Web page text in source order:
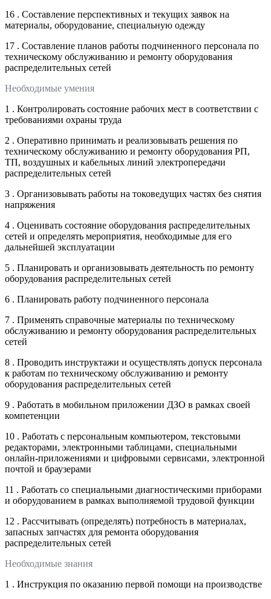
16 . Составление перспективных и текущих заявок на
материалы, оборудование, специальную одежду
17 . Составление планов работы подчиненного персонала по
техническому обслуживанию и ремонту оборудования
распределительных сетей
Необходимые умения
1 . Контролировать состояние рабочих мест в соответствии с
требованиями охраны труда
2 . Оперативно принимать и реализовывать решения по
техническому обслуживанию и ремонту оборудования РП,
ТП, воздушных и кабельных линий электропередачи
распределительных сетей
3 . Организовывать работы на токоведущих частях без снятия
напряжения
4 . Оценивать состояние оборудования распределительных
сетей и определять мероприятия, необходимые для его
дальнейшей эксплуатации
5 . Планировать и организовывать деятельность по ремонту
оборудования распределительных сетей
6 . Планировать работу подчиненного персонала
7 . Применять справочные материалы по техническому
обслуживанию и ремонту оборудования распределительных
сетей
8 . Проводить инструктажи и осуществлять допуск персонала
к работам по техническому обслуживанию и ремонту
оборудования распределительных сетей
9 . Работать в мобильном приложении ДЗО в рамках своей
компетенции
10 . Работать с персональным компьютером, текстовыми
редакторами, электронными таблицами, специальными
онлайн-приложениями и цифровыми сервисами, электронной
почтой и браузерами
11 . Работать со специальными диагностическими приборами
и оборудованием в рамках выполняемой трудовой функции
12 . Рассчитывать (определять) потребность в материалах,
запасных запчастях для ремонта оборудования
распределительных сетей
Необходимые знания
1 . Инструкция по оказанию первой помощи на производстве